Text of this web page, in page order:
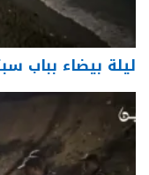
ليلة بيضاء بباب